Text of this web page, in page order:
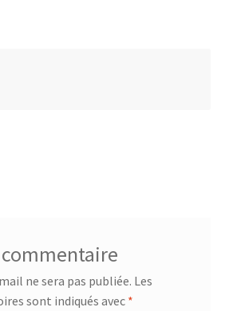
ne sera pas publiée. Les
sont indiqués avec *